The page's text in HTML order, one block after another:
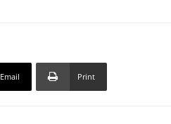
Email Print